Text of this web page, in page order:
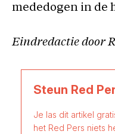
mededogen in de
Eindredactie door
Steun Red
Je las dit artikel
het Red Pers niets